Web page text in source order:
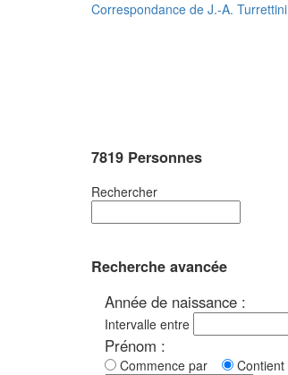
Correspondance de J.-A. Turrettini
7819 Personnes
Rechercher
Recherche avancée
Année de naissance :
Intervalle entre
Prénom :
Commence par Contient